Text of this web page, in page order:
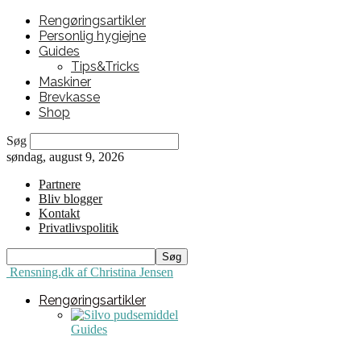
Rengøringsartikler
Personlig hygiejne
Guides
Tips&Tricks
Maskiner
Brevkasse
Shop
Søg
søndag, august 9, 2026
Partnere
Bliv blogger
Kontakt
Privatlivspolitik
Rensning.dk af Christina Jensen
Rengøringsartikler
Guides